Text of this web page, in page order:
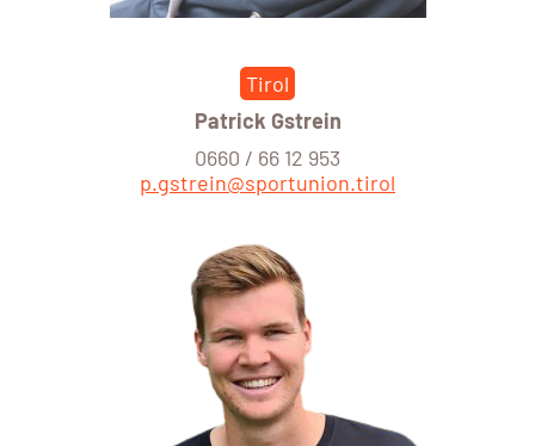
Tirol
Patrick Gstrein
0660 / 66 12 953
p.gstrein@sportunion.tirol